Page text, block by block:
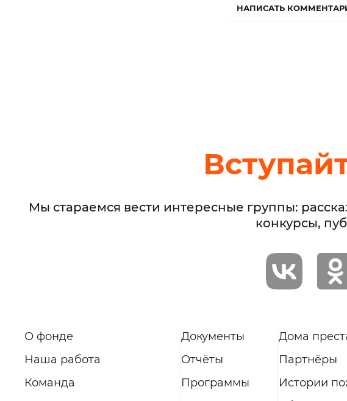
НАПИСАТЬ
Мы стараемся вести интересные группы:
конкурсы,
О фонде
Наша работа
Команда
Документы
Отчёты
Программы
Дома
Партнёры
Истории